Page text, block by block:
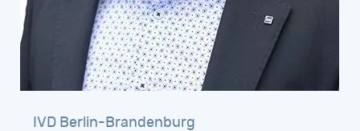
IVD Berlin-Brandenburg